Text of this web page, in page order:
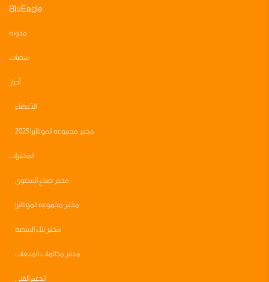
BluEagle
مدونه
منصات
أخبار
الأعضاء
مختبر مجموعه الموناليزا 2025
المختبرات
مختبر صناع المحتوى
مختبر مجموعه الموناليزا
مختبر بناء المنصه
مختبر مكالمات المبيعات
الدعم الفني